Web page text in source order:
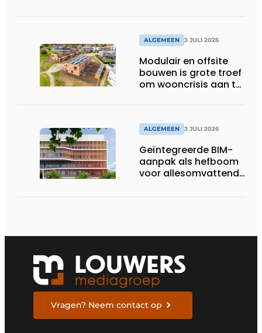
ALGEMEEN 3 JULI 2026
Modulair en offsite
bouwen is grote troef
om wooncrisis aan te
ALGEMEEN 3 JULI 2026
Geïntegreerde BIM-
aanpak als hefboom
voor allesomvattende
Vragen? Neem contact op